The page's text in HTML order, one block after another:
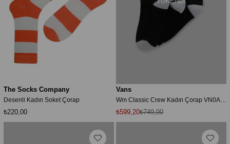
The Socks Company
Desenli Kadın Soket Çorap
₺220,00
Vans
Wm Classic Crew Kadın Çorap VN0A4MYXBLK1
₺599,20₺749,00